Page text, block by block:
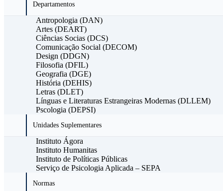
Departamentos
Antropologia (DAN)
Artes (DEART)
Ciências Socias (DCS)
Comunicação Social (DECOM)
Design (DDGN)
Filosofia (DFIL)
Geografia (DGE)
História (DEHIS)
Letras (DLET)
Línguas e Literaturas Estrangeiras Modernas (DLLEM)
Pscologia (DEPSI)
Unidades Suplementares
Instituto Ágora
Instituto Humanitas
Instituto de Políticas Públicas
Serviço de Psicologia Aplicada – SEPA
Normas